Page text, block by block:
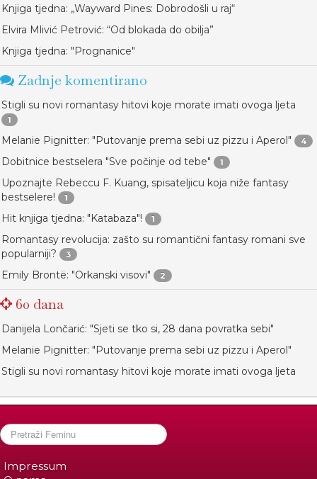
Knjiga tjedna: „Wayward Pines: Dobrodošli u raj“
Elvira Mlivić Petrović: “Od blokada do obilja”
Knjiga tjedna: "Prognanice"
Zadnje komentirano
Stigli su novi romantasy hitovi koje morate imati ovoga ljeta
1
Melanie Pignitter: "Putovanje prema sebi uz pizzu i Aperol" 4
Dobitnice bestselera "Sve počinje od tebe" 1
Upoznajte Rebeccu F. Kuang, spisateljicu koja niže fantasy
bestselere!
1
Hit knjiga tjedna: "Katabaza"! 1
Romantasy revolucija: zašto su romantični fantasy romani sve
popularniji?
3
Emily Brontë: "Orkanski visovi" 2
60 dana
Danijela Lončarić: "Sjeti se tko si, 28 dana povratka sebi"
Melanie Pignitter: "Putovanje prema sebi uz pizzu i Aperol"
Stigli su novi romantasy hitovi koje morate imati ovoga ljeta
Impressum